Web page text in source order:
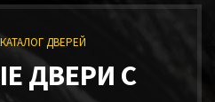
КАТАЛОГ ДВЕРЕЙ
ДВЕРИ С